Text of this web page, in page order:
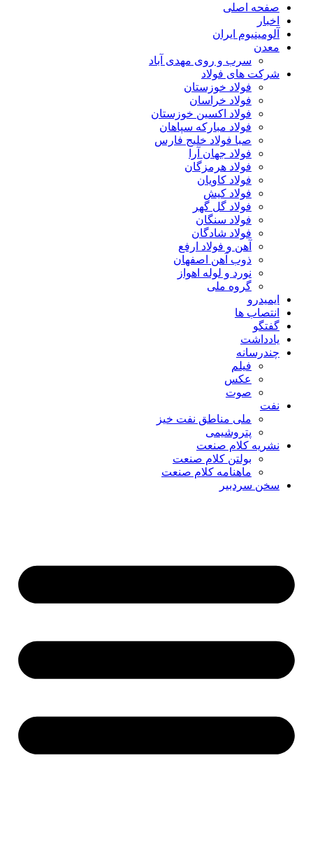
صفحه اصلی
اخبار
آلومینیوم ایران
معدن
سرب و روی مهدی آباد
شرکت های فولاد
فولاد خوزستان
فولاد خراسان
فولاد اکسین خوزستان
فولاد مبارکه سپاهان
صبا فولاد خلیج فارس
فولاد جهان آرا
فولاد هرمزگان
فولاد کاویان
فولاد کیش
فولاد گل گهر
فولاد سنگان
فولاد شادگان
آهن و فولاد ارفع
ذوب آهن اصفهان
نورد و لوله اهواز
گروه ملی
ایمیدرو
انتصاب ها
گفتگو
یادداشت
چندرسانه
فیلم
عکس
صوت
نفت
ملی مناطق نفت خیز
پتروشیمی
نشریه کلام صنعت
بولتن کلام صنعت
ماهنامه کلام صنعت
سخن سردبیر